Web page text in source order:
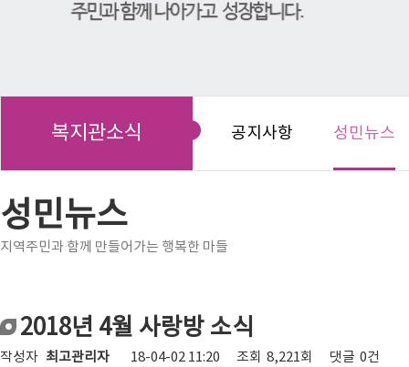
복지관소식 공지사항 성민뉴스
성민뉴스
지역주민과 함께 만들어가는 행복한 마들
2018년 4월 사랑방 소식
작성자 최고관리자 18-04-02 11:20 조회 8,221회 댓글 0건